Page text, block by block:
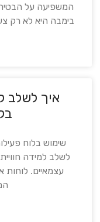
המשפיעה על
בימבה היא לא רק
איך לשלב
שימוש בלוח
לשלב למידה
עצמאיים. לוחות